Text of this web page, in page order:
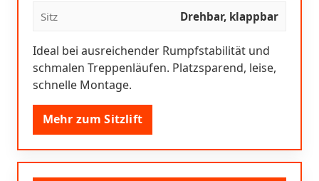
Sitz Drehbar, klappbar
Ideal bei ausreichender Rumpfstabilität und
schmalen Treppenläufen. Platzsparend, leise,
schnelle Montage.
Mehr zum Sitzlift